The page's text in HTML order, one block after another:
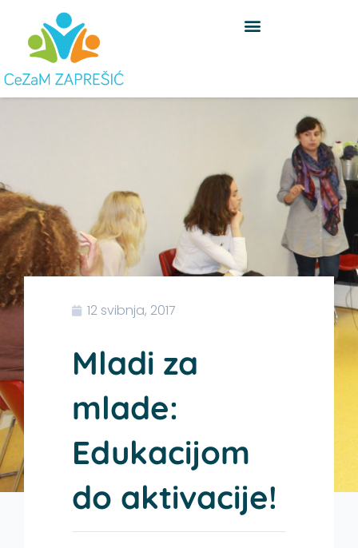
content
12 svibnja, 2017
Mladi za
mlade:
Edukacijom
do aktivacije!